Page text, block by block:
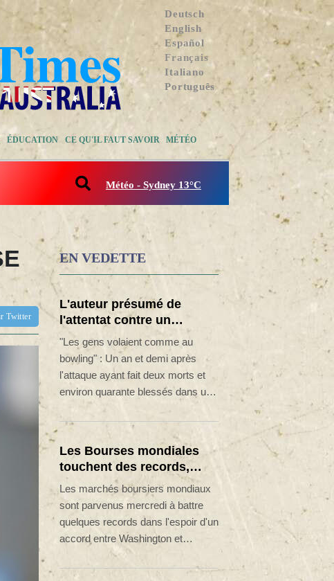
Deutsch
English
Español
Français
Italiano
Português
ÉDUCATION CE QU'IL FAUT SAVOIR MÉTÉO
Météo - Sydney 13°C
sur Twitter
EN VEDETTE
L'auteur présumé de
l'attentat contre un
cortège syndical à Munich
face à son verdict
"Les gens volaient comme au
bowling" : Un an et demi après
l'attaque ayant fait deux morts et
environ quarante blessés dans un
Munich, l'accusé, un réfugié
afghan, doit connaître jeudi son
verdict.
Les Bourses mondiales
touchent des records,
sans s'emballer pour
autant
Les marchés boursiers mondiaux
sont parvenus mercredi à battre
quelques records dans l'espoir d'un
accord entre Washington et
Téhéran pour la réouverture du
détroit d'Ormuz, mais la